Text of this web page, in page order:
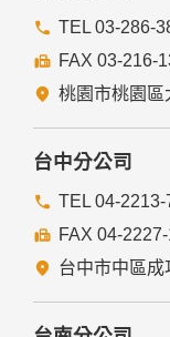
前項但書之情形包
經由您書面同意。
法律明文規定。
與公務機關或學術
研究而有必要，且
無從識別特定之當事
當您在網站的行為
揭露您的個人資料
者。
本網站委託廠商協
委外廠商或個人善
TEL 03-286-
FAX 03-216-
桃園市桃園區
台中分公司
TEL 04-2213-
FAX 04-
台中市中區成